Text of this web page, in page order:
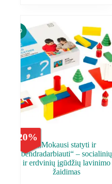
20%
„Mokausi statyti ir
bendradarbiauti“ – socialinių
ir erdvinių įgūdžių lavinimo
žaidimas